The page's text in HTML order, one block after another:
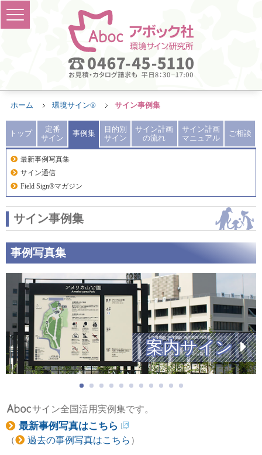
ホーム 環境サイン® サイン事例集
トップ
定番
サイン
事例集
目的別
サイン
サイン計画
の流れ
サイン計画
マニュアル
ご相談
最新事例写真集
サイン通信
Field Sign®マガジン
サイン事例集
事例写真集
誘導サイン
サイン全国活用実例集です。
最新事例写真はこちら
（ 過去の事例写真はこちら ）